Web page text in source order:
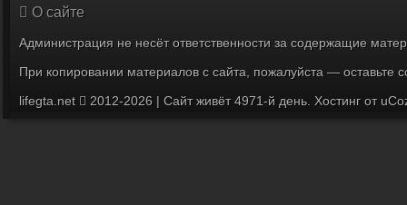
О сайте
Администрация не несёт ответственности за содержащие
При копировании материалов с сайта, пожалуйста — оставьте
lifegta.net
2012-2026 | Сайт живёт 4971-й день. Хостинг от